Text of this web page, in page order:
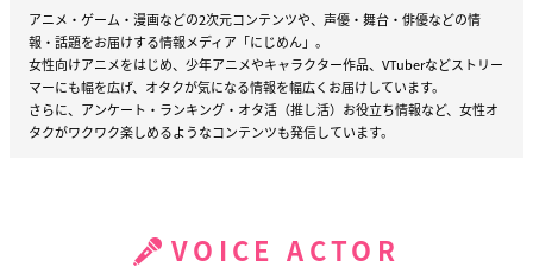
アニメ・ゲーム・漫画などの2次元コンテンツや、声優・舞台・俳優などの情
報・話題をお届けする情報メディア「にじめん」。
女性向けアニメをはじめ、少年アニメやキャラクター作品、VTuberなどストリー
マーにも幅を広げ、オタクが気になる情報を幅広くお届けしています。
さらに、アンケート・ランキング・オタ活（推し活）お役立ち情報など、女性オ
タクがワクワク楽しめるようなコンテンツも発信しています。
VOICE ACTOR